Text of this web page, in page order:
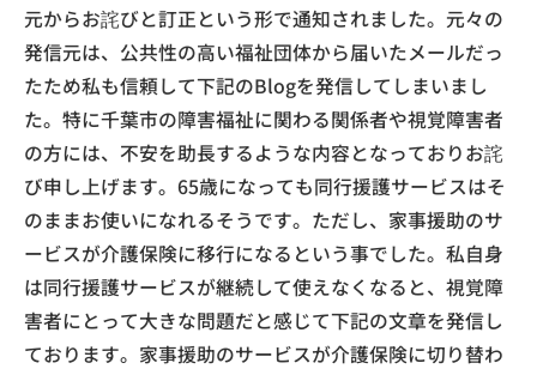
元からお詫びと訂正という形で通知されました。元々の
発信元は、公共性の高い福祉団体から届いたメールだっ
たため私も信頼して下記のBlogを発信してしまいまし
た。特に千葉市の障害福祉に関わる関係者や視覚障害者
の方には、不安を助長するような内容となっておりお詫
び申し上げます。65歳になっても同行援護サービスはそ
のままお使いになれるそうです。ただし、家事援助のサ
ービスが介護保険に移行になるという事でした。私自身
は同行援護サービスが継続して使えなくなると、視覚障
害者にとって大きな問題だと感じて下記の文章を発信し
ております。家事援助のサービスが介護保険に切り替わ